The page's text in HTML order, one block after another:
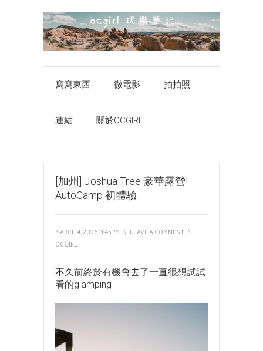
寫寫東西 微電影 拍拍照
連結 關於OCGIRL
[加州] Joshua Tree 豪華露營!
AutoCamp 初體驗
MARCH 4, 2026 11:45 PM \ LEAVE A COMMENT
\
OCGIRL
不久前終於有機會去了一直很想試試
看的glamping